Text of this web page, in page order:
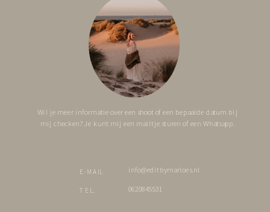
0620845531
TEL.
info@editbymarloes.nl
E-MAIL
Wil je meer informatie over een shoot of een bepaalde datum bij
mij checken? Je kunt mij een mailtje sturen of een Whatsapp.